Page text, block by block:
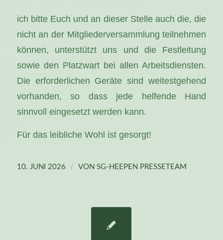
ich bitte Euch und an dieser Stelle auch die, die
nicht an der Mitgliederversammlung teilnehmen
können, unterstützt uns und die Festleitung
sowie den Platzwart bei allen Arbeitsdiensten.
Die erforderlichen Geräte sind weitestgehend
vorhanden, so dass jede helfende Hand
sinnvoll eingesetzt werden kann.
Für das leibliche Wohl ist gesorgt!
10. JUNI 2026 / VON SG-HEEPEN PRESSETEAM